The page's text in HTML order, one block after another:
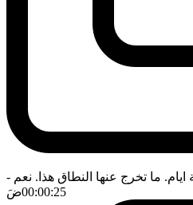
ايام. ما تخرج عنها النطاق هذا. نعم -
00:00:25ضَ